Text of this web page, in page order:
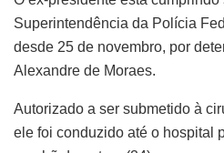
Superintendência da Polícia
desde 25 de novembro, por
Alexandre de Moraes.
Autorizado a ser submetido à
ele foi conduzido até o hospital